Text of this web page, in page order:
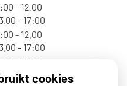
tot
- 12.00
tot
- 17:00
tot
- 12.00
tot
- 17:00
tot
- 12.00
tot
- 17:00cookies